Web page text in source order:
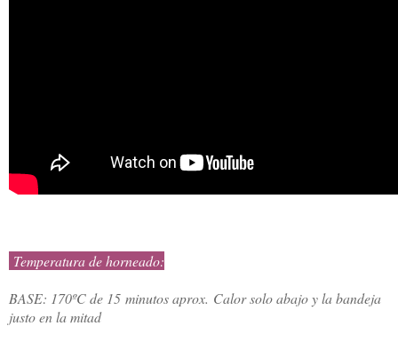
Temperatura de horneado:
BASE: 170ºC de 15 minutos aprox. Calor solo abajo y la bandeja
justo en la mitad